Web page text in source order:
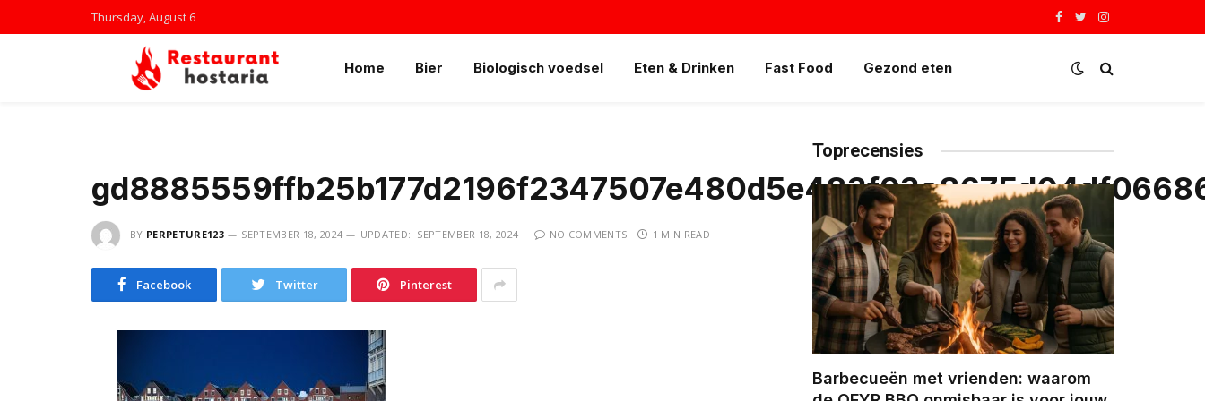
Thursday, August 6 Facebook
TwitterInstagram
Home Bier Biologisch voedsel Eten & Drinken Fast Food Gezond eten
BY PERPETURE123 SEPTEMBER 18, 2024 UPDATED: SEPTEMBER 18, 2024 NO COMMENTS 1 MIN READ
Facebook Twitter Pinterest
Toprecensies
Barbecueën met vrienden: waarom